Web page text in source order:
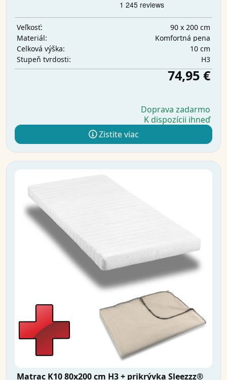
Veľkosť:
90 x 200 cm
Materiál:
Komfortná pena
Celková výška:
10 cm
Stupeň tvrdosti:
H3
74,95 €
Doprava zadarmo
K dispozícii ihneď
Zistite viac
Matrac K10 80x200 cm H3 + prikrývka Sleezzz®